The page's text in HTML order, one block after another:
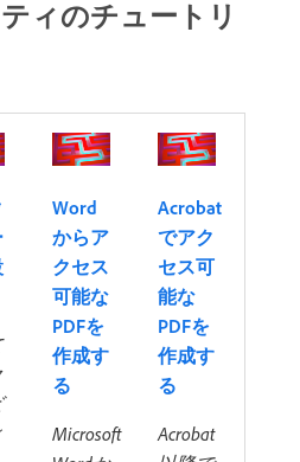
ィのチュートリ
Word
からア
クセス
可能な
PDFを
作成す
る
Microsoft
Acrobat
でアク
セス可
能な
PDFを
作成す
る
Acrobat